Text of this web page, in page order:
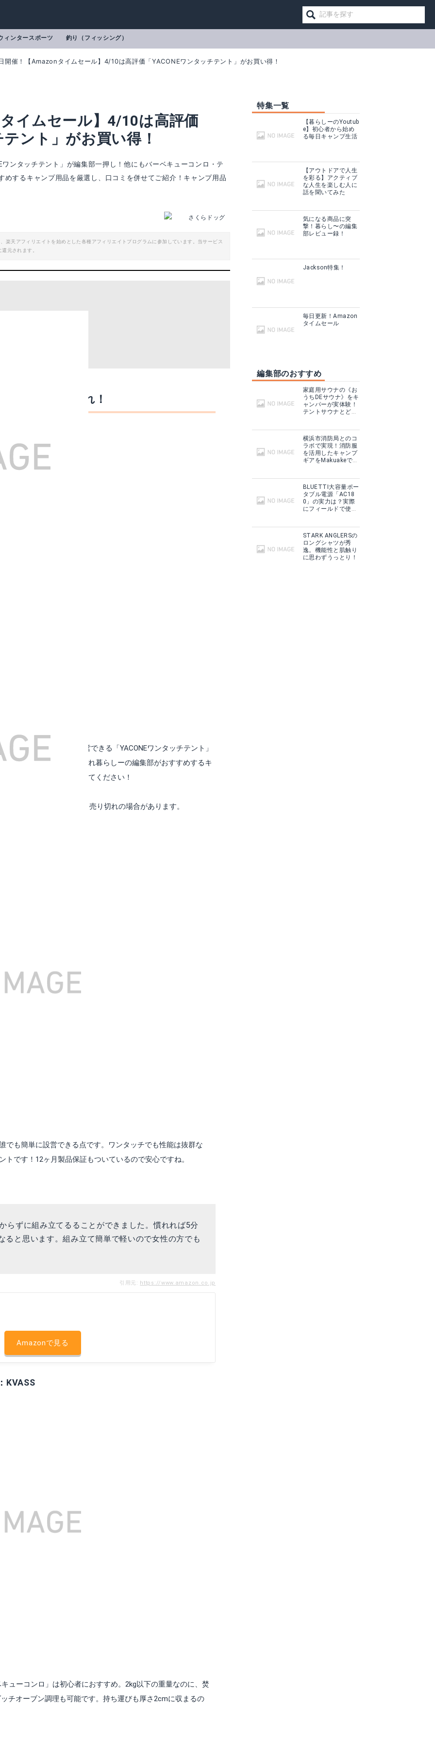
ィンタースポーツ 釣り（フィッシング）
開催！【Amazonタイムセール】4/10は高評価「YACONEワンタッチテント」がお買い得！
イムセール】4/10は高評価
テント」がお買い得！
ンタッチテント」が編集部一押し！他にもバーベキューコンロ・テ
めするキャンプ用品を厳選し、口コミを併せてご紹介！キャンプ用品
さくらドッグ
楽天アフィリエイトを始めとした各種アフィリエイトプログラムに参加しています。当サービス
元されます。
ンプ用品はこれ！
でもあっという間に設営できる「YACONEワンタッチテント」
ロ・テーブルからそれぞれ暮らしーの編集部がおすすめするキ
火台選びの参考にしてみてください！
しています。価格変更、売り切れの場合があります。
でも簡単に設営できる点です。ワンタッチでも性能は抜群な
トです！12ヶ月製品保証もついているので安心ですね。
らずに組み立てるることができました。慣れれば5分
ると思います。組み立て簡単で軽いので女性の方でも
引用元: https://www.amazon.co.jp
Amazonで見る
KVASS
ューコンロ」は初心者におすすめ。2kg以下の重量なのに、焚
チオーブン調理も可能です。持ち運びも厚さ2cmに収まるの
特集一覧
【暮らしーのYoutub
e】初心者から始め
る毎日キャンプ生活
【アウトドアで人生
を彩る】アクティブ
な人生を楽しむ人に
話を聞いてみた
気になる商品に突
撃！暮らし〜の編集
部レビュー録！
Jackson特集！
毎日更新！Amazon
タイムセール
編集部のおすすめ
家庭用サウナの《お
うちDEサウナ》をキ
ャンパーが実体験！
テントサウナとどこ
横浜市消防局とのコ
ラボで実現！消防服
を活用したキャンプ
ギアをMakuakeで予
BLUETTI大容量ポー
タブル電源「AC18
0」の実力は？実際
にフィールドで使用
STARK ANGLERSの
ロングシャツが秀
逸。機能性と肌触り
に思わずうっとり！